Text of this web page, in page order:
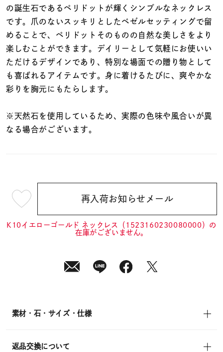
コレクション
レディース
リングサイズ
メンズ
リングサイズ
～
在庫 在庫ありのみ すべて表示
の誕生石であるペリドットが輝くシンプルなネックレス
です。爪のないスッキリとしたベゼルセッティングで留
めることで、ペリドットそのものの自然な美しさをより
楽しむことができます。デイリーとして気軽にお使いい
ただけるデザインであり、特別な場面での贈り物として
も喜ばれるアイテムです。身に着けるたびに、爽やかな
彩りを胸元にもたらします。
※天然石を使用しているため、実際の色味や風合いが異
なる場合がございます。
¥22,000 (tax
in)
再入荷お知らせメール
K10イエローゴールド ネックレス（1523160230080000）の
在庫がございません。
素材・石・サイズ・仕様
返品交換について